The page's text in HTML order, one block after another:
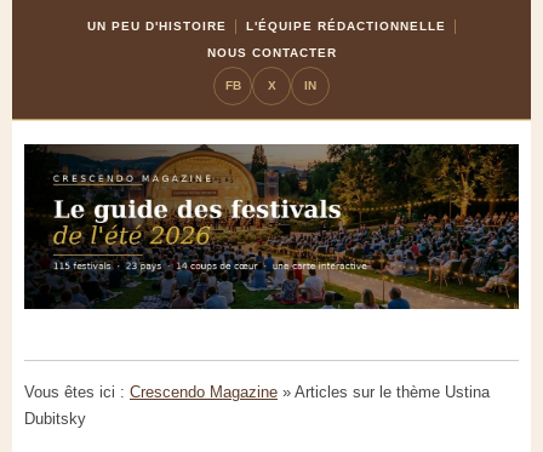
UN PEU D'HISTOIRE
L'ÉQUIPE RÉDACTIONNELLE
NOUS CONTACTER
FB X IN
Vous êtes ici : Crescendo Magazine » Articles sur le thème Ustina
Dubitsky